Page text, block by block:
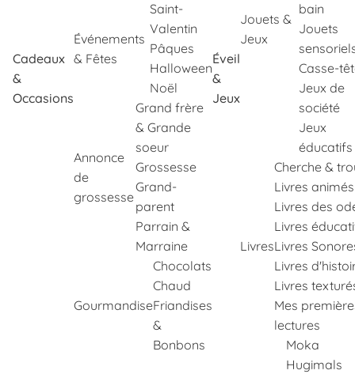
Cadeaux
&
Occasions
Événements
& Fêtes
Saint-
Valentin
Pâques
Halloween
Noël
Annonce
de
grossesse
Grand frère
& Grande
soeur
Grossesse
Grand-
parent
Parrain &
Marraine
Gourmandise
Chocolats
Chaud
Friandises
&
Bonbons
Éveil
&
Jeux
Jouets &
Jeux
bain
Jouets
Casse-
Jeux de
société
Jeux
éducatifs
Livres
Cherche &
Livres animés
Livres des
Livres
Livres
Livres
Livres
Mes
lectures
Moka
Hugimals